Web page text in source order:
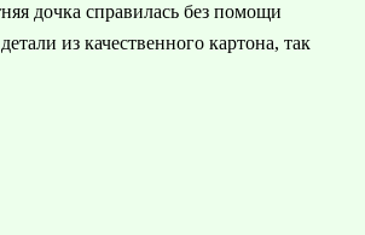
дочка справилась без помощи
из качественного картона, так